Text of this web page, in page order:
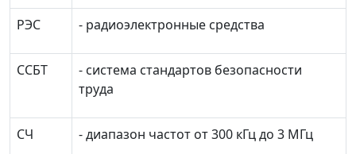
РЭС - радиоэлектронные средства
ССБТ
- система стандартов безопасности
труда
СЧ - диапазон частот от 300 кГц до 3 МГц